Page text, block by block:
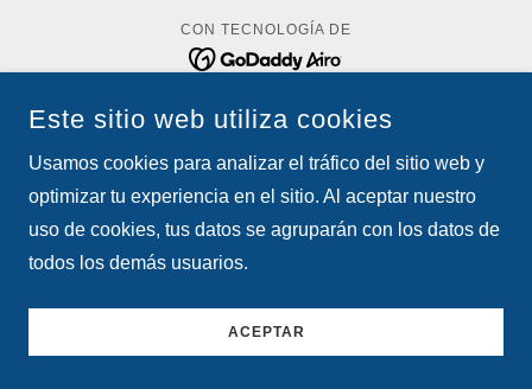
CON TECNOLOGÍA DE
Política de privacidad
Términos y condiciones
Este sitio web utiliza cookies
Usamos cookies para analizar el tráfico del sitio web y
optimizar tu experiencia en el sitio. Al aceptar nuestro
uso de cookies, tus datos se agruparán con los datos de
todos los demás usuarios.
ACEPTAR